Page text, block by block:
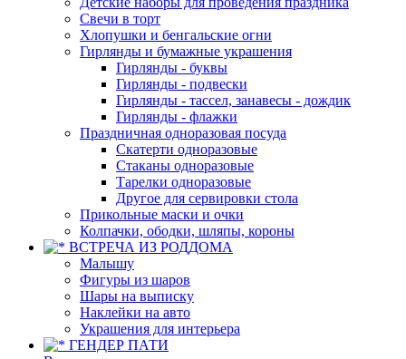
Свечи в торт
Хлопушки и бенгальские огни
Гирлянды и бумажные украшения
Гирлянды - буквы
Гирлянды - подвески
Гирлянды - тассел, занавесы - дождик
Гирлянды - флажки
Праздничная одноразовая посуда
Скатерти одноразовые
Стаканы одноразовые
Тарелки одноразовые
Другое для сервировки стола
Прикольные маски и очки
Колпачки, ободки, шляпы, короны
ВСТРЕЧА ИЗ РОДДОМА
Малышу
Фигуры из шаров
Шары на выписку
Наклейки на авто
Украшения для интерьера
ГЕНДЕР ПАТИ